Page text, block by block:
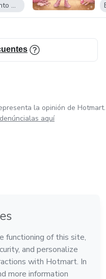
Emprendimiento Digital
la opinión de Hotmart.
denúncialas aquí